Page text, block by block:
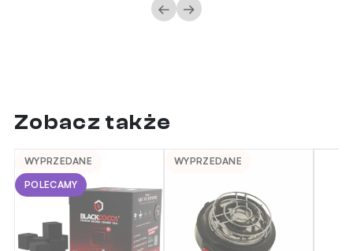
← →
Zobacz także
WYPRZEDANE
POLECAMY
WYPRZEDANE